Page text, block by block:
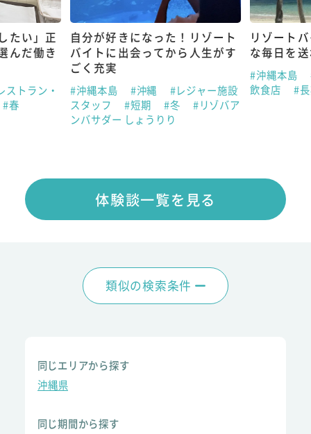
たい」正
んだ働き
ストラン・
#春
自分が好きになった！リゾート
バイトに出会ってから人生がす
ごく充実
#沖縄本島 #沖縄
#レジャー施設
スタッフ
#短期 #冬
#リゾバア
ンバサダー しょうりり
リゾート
な毎日を
#沖縄本島
飲食店
#
体験談一覧を見る
類似の検索条件
同じエリアから探す
沖縄県
同じ期間から探す